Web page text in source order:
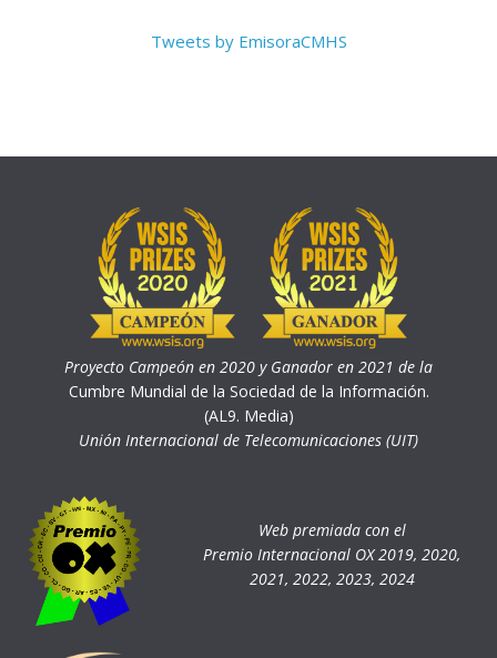
Tweets by EmisoraCMHS
Proyecto Campeón en 2020 y Ganador en 2021 de la
Cumbre Mundial de la Sociedad de la Información.
(AL9. Media)
Unión Internacional de Telecomunicaciones (UIT)
Web premiada con el
Premio Internacional OX 2019, 2020,
2021, 2022, 2023, 2024